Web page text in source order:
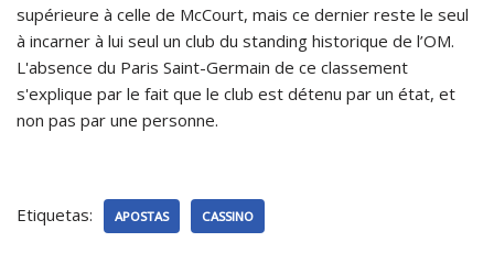
supérieure à celle de McCourt, mais ce dernier reste le seul
à incarner à lui seul un club du standing historique de l’OM.
L'absence du Paris Saint-Germain de ce classement
s'explique par le fait que le club est détenu par un état, et
non pas par une personne.
Etiquetas: APOSTAS CASSINO